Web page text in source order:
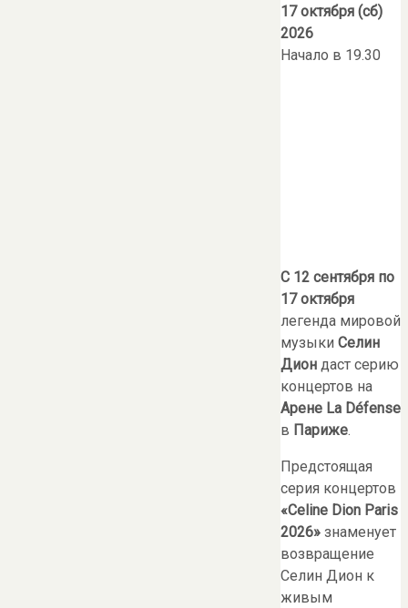
17 октября (сб)
2026
Начало в 19.30
С 12 сентября по
17 октября
легенда мировой
музыки Селин
Дион даст серию
концертов на
Арене La Défense
в Париже.
Предстоящая
серия концертов
«Celine Dion Paris
2026» знаменует
возвращение
Селин Дион к
живым